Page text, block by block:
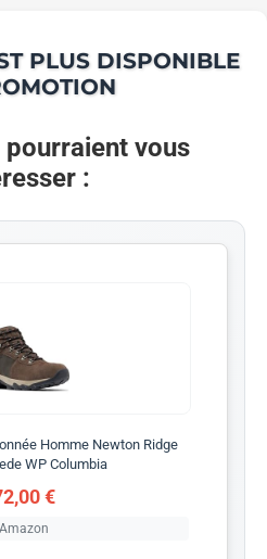
PLUS DISPONIBLE
vous
:
Homme Newton Ridge
WP Columbia
€
Amazon